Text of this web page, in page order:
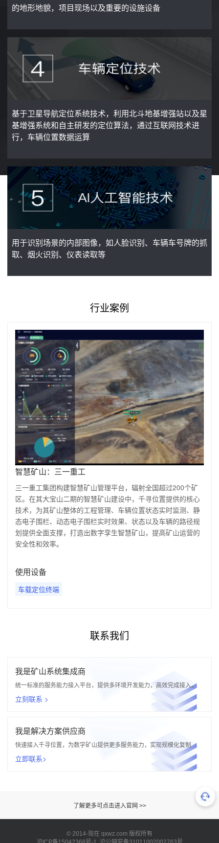
的地形地貌，项目现场以及重要的设施设备
基于卫星导航定位系统技术，利用北斗地基增强站以及星
基增强系统和自主研发的定位算法，通过互联网技术进
行，车辆位置数据运算
用于识别场景的内部图像，如人脸识别、车辆车号牌的抓
取、烟火识别、仪表读取等
行业案例
智慧矿山：三一重工
三一重工集团构建智慧矿山管理平台，辐射全国超过200个矿
区。在其大宝山二期的智慧矿山建设中，千寻位置提供的核心
技术，为其矿山整体的工程管理、车辆位置状态实时监测、静
态电子围栏、动态电子围栏实时效果、状态以及车辆的路径规
划提供全面支撑，打造出数字孪生智慧矿山，提高矿山运营的
安全性和效率。
使用设备
车载定位终端
联系我们
我是矿山系统集成商
统一标准的服务能力接入平台，提供多环境开发能力，高效完成接入。
立刻联系 >
我是解决方案供应商
快速接入千寻位置，为数字矿山提供更多服务能力，实现规模化复制
立即联系>
了解更多可点击进入官网 >>
© 2014-现在 qxwz.com 版权所有